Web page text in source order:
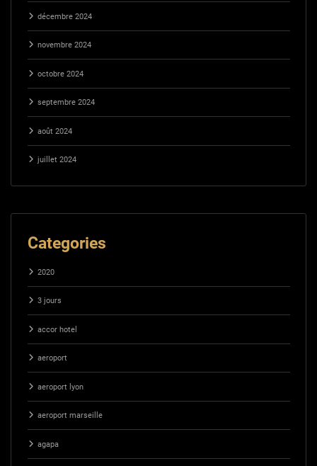
décembre 2024
novembre 2024
octobre 2024
septembre 2024
août 2024
juillet 2024
Categories
2020
3 jours
accor hotel
aeroport
aeroport lyon
aeroport marseille
agapa